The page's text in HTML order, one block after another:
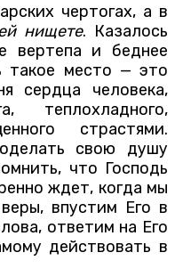
чертогах, а в
нищете. Казалось
вертепа и беднее
такое место — это
сердца человека,
теплохладного,
страстями.
свою душу
что Господь
ждет, когда мы
впустим Его в
ответим на Его
действовать в